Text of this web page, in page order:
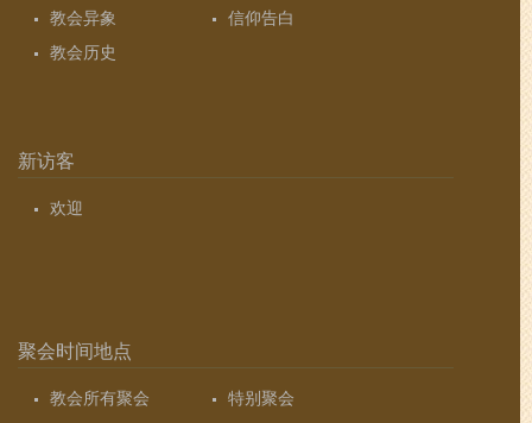
教会异象
信仰告白
教会历史
新访客
欢迎
聚会时间地点
教会所有聚会 特别聚会